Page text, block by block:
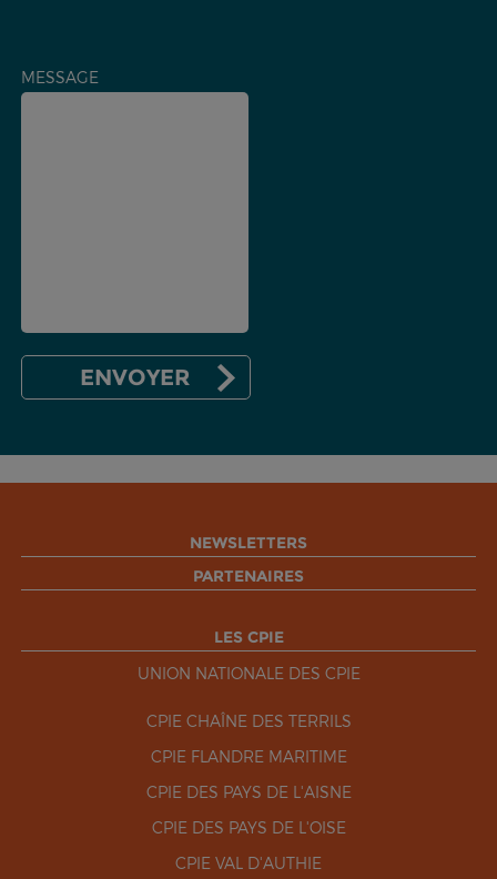
MESSAGE
NEWSLETTERS
PARTENAIRES
LES CPIE
UNION NATIONALE DES CPIE
CPIE CHAÎNE DES TERRILS
CPIE FLANDRE MARITIME
CPIE DES PAYS DE L'AISNE
CPIE DES PAYS DE L'OISE
CPIE VAL D'AUTHIE